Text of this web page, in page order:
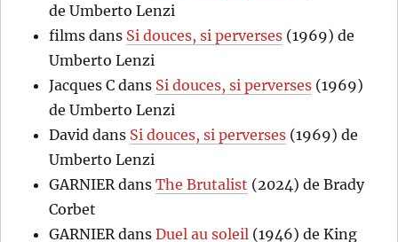
de Umberto Lenzi
films dans Si douces, si perverses (1969) de
Umberto Lenzi
Jacques C dans Si douces, si perverses (1969)
de Umberto Lenzi
David dans Si douces, si perverses (1969) de
Umberto Lenzi
GARNIER dansThe Brutalist (2024) de Brady
Corbet
GARNIER dansDuel au soleil (1946) de King